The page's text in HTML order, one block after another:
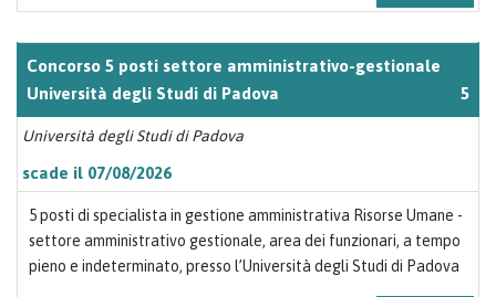
Concorso 5 posti settore amministrativo-gestionale
Università degli Studi di Padova
5
Università degli Studi di Padova
scade il 07/08/2026
5 posti di specialista in gestione amministrativa Risorse Umane -
settore amministrativo gestionale, area dei funzionari, a tempo
pieno e indeterminato, presso l’Università degli Studi di Padova